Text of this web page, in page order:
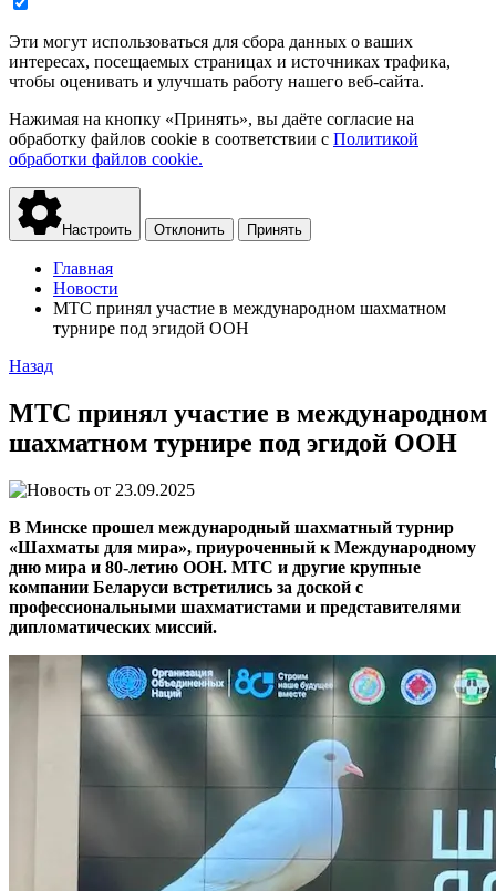
Эти могут использоваться для сбора данных о ваших
интересах, посещаемых страницах и источниках трафика,
чтобы оценивать и улучшать работу нашего веб-сайта.
Нажимая на кнопку «Принять», вы даёте согласие на
обработку файлов cookie в соответствии с Политикой
обработки файлов cookie.
Настроить Отклонить Принять
Главная
Новости
МТС принял участие в международном шахматном
турнире под эгидой ООН
Назад
МТС принял участие в международном
шахматном турнире под эгидой ООН
23.09.2025
В Минске прошел международный шахматный турнир
«Шахматы для мира», приуроченный к Международному
дню мира и 80-летию ООН. МТС и другие крупные
компании Беларуси встретились за доской с
профессиональными шахматистами и представителями
дипломатических миссий.